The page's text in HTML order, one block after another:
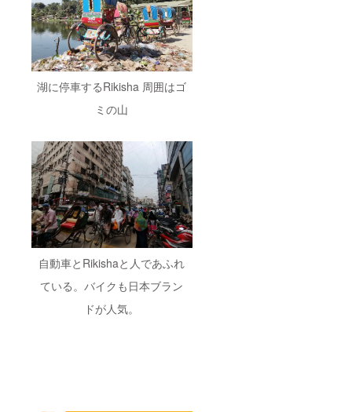
湖に停車するRikisha 周囲はゴ
ミの山
自動車とRikishaと人であふれ
ている。バイクも日本ブラン
ドが人気。